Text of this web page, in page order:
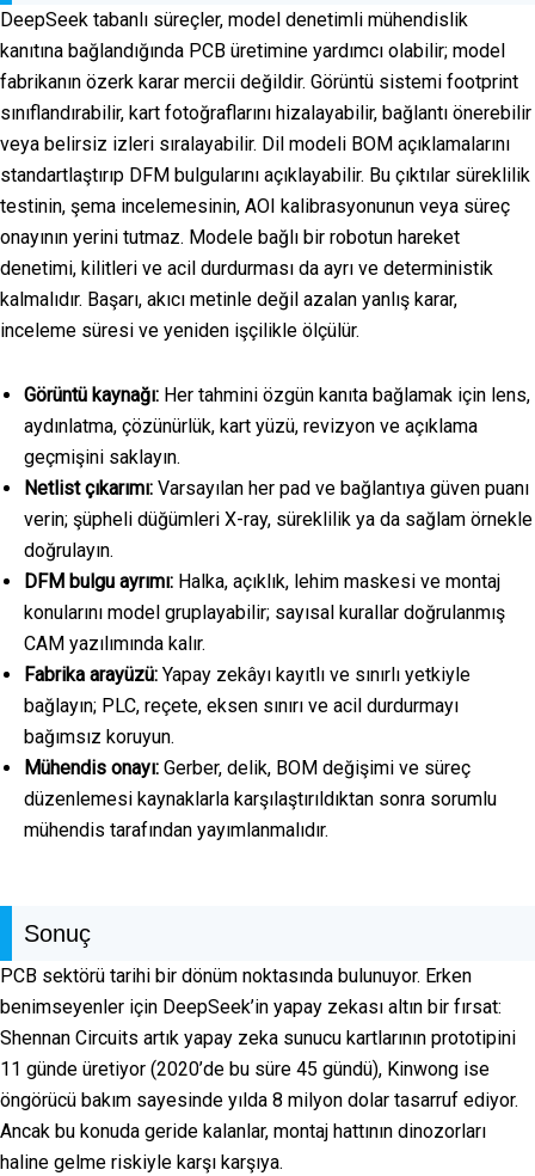
DeepSeek tabanlı süreçler, model denetimli mühendislik
kanıtına bağlandığında PCB üretimine yardımcı olabilir; model
fabrikanın özerk karar mercii değildir. Görüntü sistemi footprint
sınıflandırabilir, kart fotoğraflarını hizalayabilir, bağlantı önerebilir
veya belirsiz izleri sıralayabilir. Dil modeli BOM açıklamalarını
standartlaştırıp DFM bulgularını açıklayabilir. Bu çıktılar süreklilik
testinin, şema incelemesinin, AOI kalibrasyonunun veya süreç
onayının yerini tutmaz. Modele bağlı bir robotun hareket
denetimi, kilitleri ve acil durdurması da ayrı ve deterministik
kalmalıdır. Başarı, akıcı metinle değil azalan yanlış karar,
inceleme süresi ve yeniden işçilikle ölçülür.
Görüntü kaynağı: Her tahmini özgün kanıta bağlamak için lens,
aydınlatma, çözünürlük, kart yüzü, revizyon ve açıklama
geçmişini saklayın.
Netlist çıkarımı: Varsayılan her pad ve bağlantıya güven puanı
verin; şüpheli düğümleri X-ray, süreklilik ya da sağlam örnekle
doğrulayın.
DFM bulgu ayrımı: Halka, açıklık, lehim maskesi ve montaj
konularını model gruplayabilir; sayısal kurallar doğrulanmış
CAM yazılımında kalır.
Fabrika arayüzü: Yapay zekâyı kayıtlı ve sınırlı yetkiyle
bağlayın; PLC, reçete, eksen sınırı ve acil durdurmayı
bağımsız koruyun.
Mühendis onayı: Gerber, delik, BOM değişimi ve süreç
düzenlemesi kaynaklarla karşılaştırıldıktan sonra sorumlu
mühendis tarafından yayımlanmalıdır.
Sonuç
PCB sektörü tarihi bir dönüm noktasında bulunuyor. Erken
benimseyenler için DeepSeek’in yapay zekası altın bir fırsat:
Shennan Circuits artık yapay zeka sunucu kartlarının prototipini
11 günde üretiyor (2020’de bu süre 45 gündü), Kinwong ise
öngörücü bakım sayesinde yılda 8 milyon dolar tasarruf ediyor.
Ancak bu konuda geride kalanlar, montaj hattının dinozorları
haline gelme riskiyle karşı karşıya.